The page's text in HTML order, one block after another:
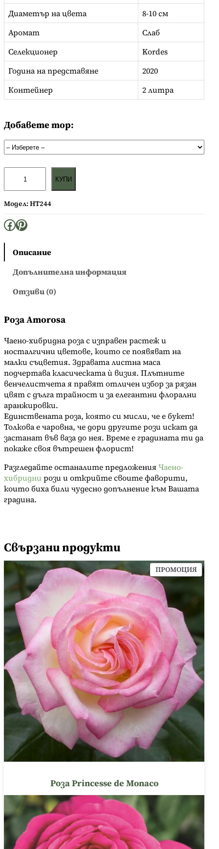
Диаметър на цвета
8-10 см
Аромат
Слаб
Селекционер
Kordes
Година на представяне
2020
Контейнер
2 литра
Добавете тор:
л
и
е
з
A
m
o
r
o
s
a
КУПИ
Модел:HT244
Facebook Pinterest
Описание
Допълнителна информация
Отзиви (0)
Роза Amorosa
Чаено-хибридна роза с изправен растеж и
носталгични цветове, които се появяват на
малки съцветия. Здравата листна маса
подчертава класическата ѝ визия. Плътните
венчелистчета я правят отличен избор за рязан
цвят с дълга трайност и за елегантни флорални
аранжировки.
Единствената роза, която си мисли, че е букет!
Толкова е чаровна, че дори другите рози искат да
застанат във ваза до нея. Време е градината ти да
покаже своя вътрешен флорист!
Разгледайте останалите предложенияЧаено-
хибриднирози и открийте своите фаворити,
които биха били чудесно допълнение към Вашата
градина.
Свързани продукти
ПРОМОЦИЯ
С
Роза Princesse de Monaco